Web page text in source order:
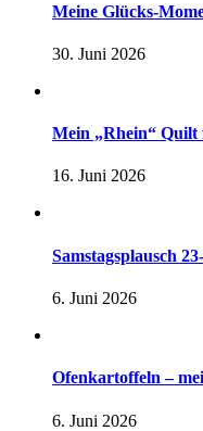
Meine Glücks-
30. Juni 2026
Mein „Rhein“ Quilt
16. Juni 2026
Samstagsplausch
6. Juni 2026
Ofenkartoffeln –
6. Juni 2026